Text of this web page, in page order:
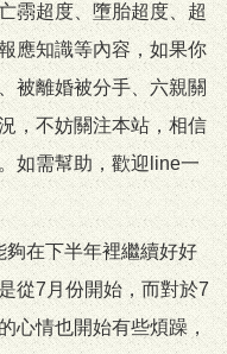
霛超度、墮胎超度、超
應知識等內容，如果你
被離婚被分手、六親關
，不妨關注本站，相信
如需幫助，歡迎line一
在下半年裡繼續好好
從7月份開始，而對於7
心情也開始有些煩躁，